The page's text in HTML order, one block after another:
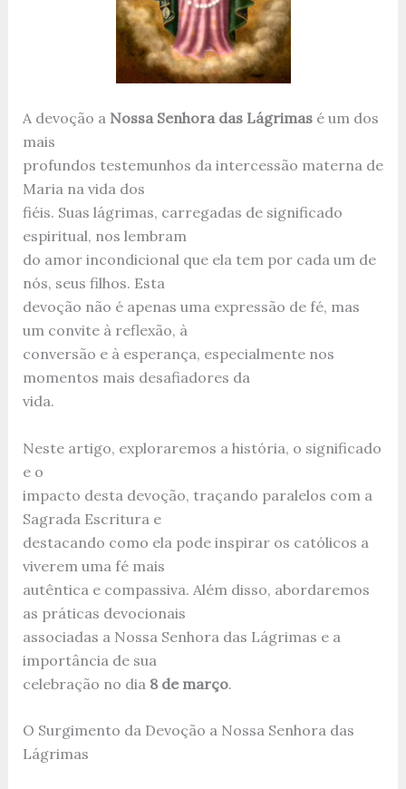
A devoção a Nossa Senhora das Lágrimasé um dos
mais
profundos testemunhos da intercessão materna de
Maria na vida dos
fiéis. Suas lágrimas, carregadas de significado
espiritual, nos lembram
do amor incondicional que ela tem por cada um de
nós, seus filhos. Esta
devoção não é apenas uma expressão de fé, mas
um convite à reflexão, à
conversão e à esperança, especialmente nos
momentos mais desafiadores da
vida.
Neste artigo, exploraremos a história, o significado
e o
impacto desta devoção, traçando paralelos com a
Sagrada Escritura e
destacando como ela pode inspirar os católicos a
viverem uma fé mais
autêntica e compassiva. Além disso, abordaremos
as práticas devocionais
associadas a Nossa Senhora das Lágrimas e a
importância de sua
celebração no dia 8 de março.
O Surgimento da Devoção a Nossa Senhora das
Lágrimas